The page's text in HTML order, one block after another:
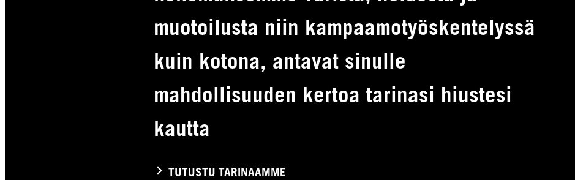
muotoilusta niin kampaamotyöskentelyssä
kuin kotona, antavat sinulle
mahdollisuuden kertoa tarinasi hiustesi
kautta
TUTUSTU TARINAAMME